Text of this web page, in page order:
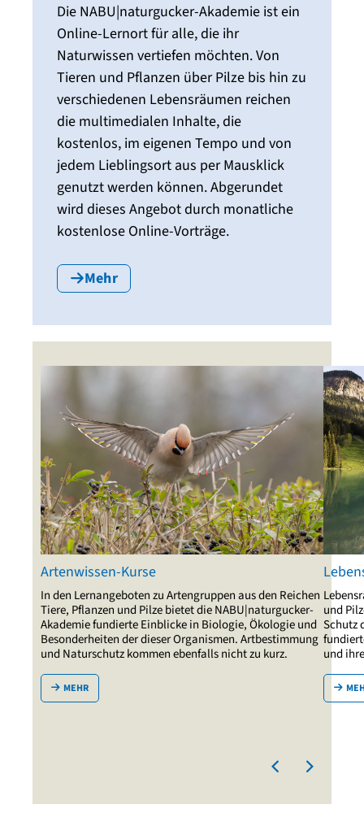
Die NABU|naturgucker-Akademie ist ein
Online-Lernort für alle, die ihr
Naturwissen vertiefen möchten. Von
Tieren und Pflanzen über Pilze bis hin zu
verschiedenen Lebensräumen reichen
die multimedialen Inhalte, die
kostenlos, im eigenen Tempo und von
jedem Lieblingsort aus per Mausklick
genutzt werden können. Abgerundet
wird dieses Angebot durch monatliche
kostenlose Online-Vorträge.
Mehr
Artenwissen-Kurse
In den Lernangeboten zu Artengruppen aus den Reichen
Tiere, Pflanzen und Pilze bietet die NABU|naturgucker-
Akademie fundierte Einblicke in Biologie, Ökologie und
Besonderheiten der dieser Organismen. Artbestimmung
und Naturschutz kommen ebenfalls nicht zu kurz.
MEHR
und
Schutz
und